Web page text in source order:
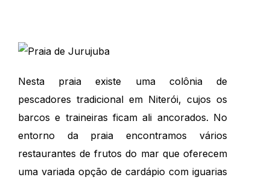
Nesta praia existe uma colônia de
pescadores tradicional em Niterói, cujos os
barcos e traineiras ficam ali ancorados. No
entorno da praia encontramos vários
restaurantes de frutos do mar que oferecem
uma variada opção de cardápio com iguarias